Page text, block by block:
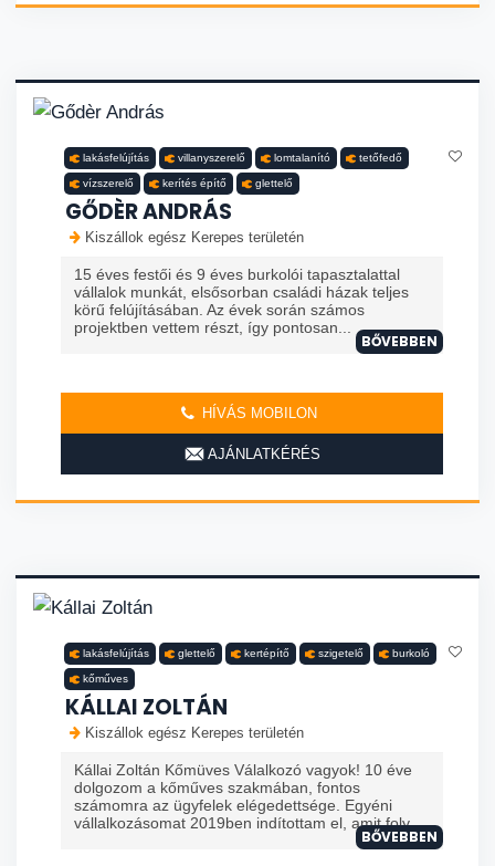
lakásfelújítás villanyszerelő lomtalanító tetőfedő
vízszerelő kerítés építő glettelő
GŐDÈR ANDRÁS
Kiszállok egész Kerepes területén
15 éves festői és 9 éves burkolói tapasztalattal
vállalok munkát, elsősorban családi házak teljes
körű felújításában. Az évek során számos
projektben vettem részt, így pontosan...
BŐVEBBEN
HÍVÁS MOBILON
AJÁNLATKÉRÉS
lakásfelújítás glettelő kertépítő szigetelő burkoló
kőműves
KÁLLAI ZOLTÁN
Kiszállok egész Kerepes területén
Kállai Zoltán Kőmüves Válalkozó vagyok! 10 éve
dolgozom a kőműves szakmában, fontos
számomra az ügyfelek elégedettsége. Egyéni
vállalkozásomat 2019ben indítottam el, amit foly...
BŐVEBBEN